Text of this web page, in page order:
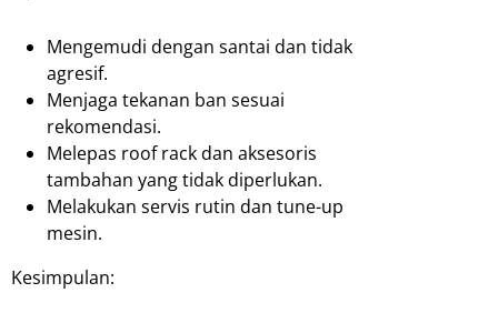
Mengemudi dengan santai dan tidak
agresif.
Menjaga tekanan ban sesuai
rekomendasi.
Melepas roof rack dan aksesoris
tambahan yang tidak diperlukan.
Melakukan servis rutin dan tune-up
mesin.
Kesimpulan: